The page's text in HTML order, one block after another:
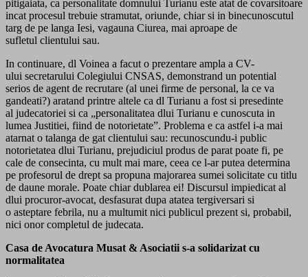
pitigaiata, ca personalitate domnului Turianu este atat de covarsitoare
incat procesul trebuie stramutat, oriunde, chiar si in binecunoscutul
targ de pe langa Iesi, vagauna Ciurea, mai aproape de
sufletul clientului sau.
In continuare, dl Voinea a facut o prezentare ampla a CV-
ului secretarului Colegiului CNSAS, demonstrand un potential
serios de agent de recrutare (al unei firme de personal, la ce va
gandeati?) aratand printre altele ca dl Turianu a fost si presedinte
al judecatoriei si ca „personalitatea dlui Turianu e cunoscuta in
lumea Justitiei, fiind de notorietate”. Problema e ca astfel i-a mai
atarnat o talanga de gat clientului sau: recunoscundu-i public
notorietatea dlui Turianu, prejudiciul produs de parat poate fi, pe
cale de consecinta, cu mult mai mare, ceea ce l-ar putea determina
pe profesorul de drept sa propuna majorarea sumei solicitate cu titlu
de daune morale. Poate chiar dublarea ei! Discursul impiedicat al
dlui procuror-avocat, desfasurat dupa atatea tergiversari si
o asteptare febrila, nu a multumit nici publicul prezent si, probabil,
nici onor completul de judecata.
Casa de Avocatura Musat & Asociatii s-a solidarizat cu
normalitatea